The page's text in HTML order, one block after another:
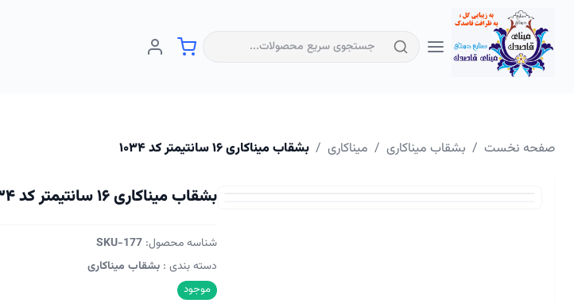
صفحه نخست / بشقاب میناکاری / میناکاری / بشقاب میناکاری ۱۶ سانتیمتر کد ۱۰۳۴
بشقاب میناکاری ۱۶ سانتیمتر کد ۱۰۳۴
شناسه محصول:SKU-177
دسته بندی :بشقاب میناکاری
موجود